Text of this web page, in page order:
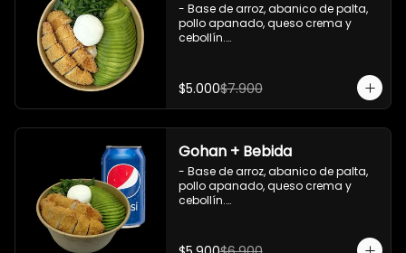
- Base de arroz, abanico de palta,
pollo apanado, queso crema y
cebollín.
$5.000$7.900
Gohan + Bebida
- Base de arroz, abanico de palta,
pollo apanado, queso crema y
cebollín.